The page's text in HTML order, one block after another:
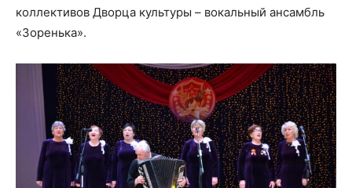
коллективов Дворца культуры – вокальный ансамбль
«Зоренька».